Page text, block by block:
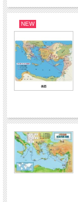
NEW